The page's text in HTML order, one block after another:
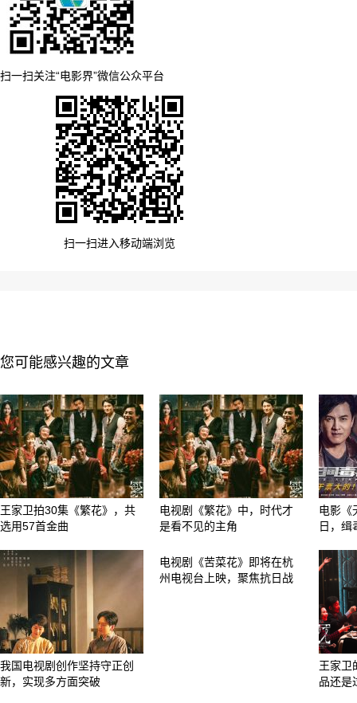
扫一扫关注“电影界”微信公众平台
扫一扫进入移动端浏览
您可能感兴趣的文章
王家卫拍30集《繁花》，共
选用57首金曲
电视剧《繁花》中，时代才
是看不见的主角
电影《
日，缉
我国电视剧创作坚持守正创
新，实现多方面突破
电视剧《苦菜花》即将在杭
州电视台上映，聚焦抗日战
王家卫
品还是